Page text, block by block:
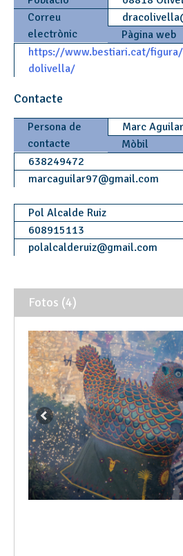
Correu
electrònic
dracolivella
Pàgina web
https://www.bestiari.cat/
dolivella/
Contacte
Persona de
contacte
Marc
Mòbil
638249472
marcaguilar97@gmail.com
Pol Alcalde Ruiz
608915113
polalcalderuiz@gmail.com
Fotos (4)